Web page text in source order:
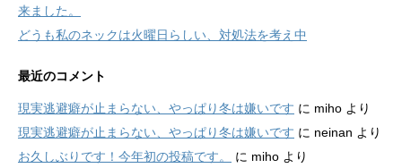
来ました。
どうも私のネックは火曜日らしい、対処法を考え中
最近のコメント
現実逃避癖が止まらない、やっぱり冬は嫌いです に miho より
現実逃避癖が止まらない、やっぱり冬は嫌いです に neinan より
お久しぶりです！今年初の投稿です。
に miho より